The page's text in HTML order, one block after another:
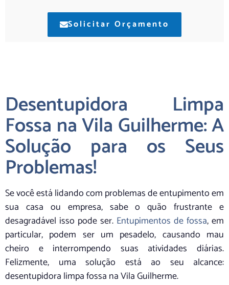
Solicitar Orçamento
Desentupidora Limpa
Fossa na Vila Guilherme: A
Solução para os Seus
Problemas!
Se você está lidando com problemas de entupimento em
sua casa ou empresa, sabe o quão frustrante e
desagradável isso pode ser. Entupimentos de fossa, em
particular, podem ser um pesadelo, causando mau
cheiro e interrompendo suas atividades diárias.
Felizmente, uma solução está ao seu alcance:
desentupidora limpa fossa na Vila Guilherme.